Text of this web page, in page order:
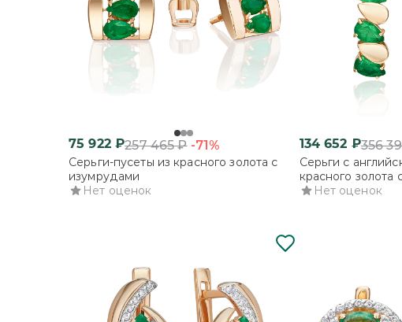
75 922₽257 465₽ -71%
Серьги-пусеты из красного золота с
изумрудами
Нет оценок
134 652 ₽356
Серьги с
красного золота
Нет оценок